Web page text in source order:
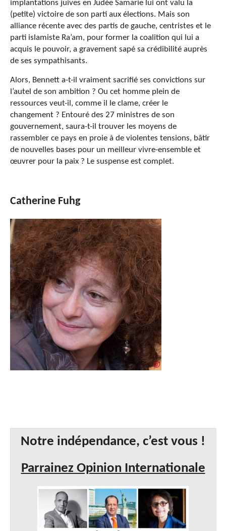
implantations juives en Judée Samarie lui ont valu la
(petite) victoire de son parti aux élections. Mais son
alliance récente avec des partis de gauche, centristes et le
parti islamiste Ra’am, pour former la coalition qui lui a
acquis le pouvoir, a gravement sapé sa crédibilité auprès
de ses sympathisants.
Alors, Bennett a-t-il vraiment sacrifié ses convictions sur
l’autel de son ambition ? Ou cet homme plein de
ressources veut-il, comme il le clame, créer le
changement ? Entouré des 27 ministres de son
gouvernement, saura-t-il trouver les moyens de
rassembler ce pays en proie à de violentes tensions, bâtir
de nouvelles bases pour un meilleur vivre-ensemble et
œuvrer pour la paix ? Le suspense est complet.
Catherine Fuhg
Notre indépendance, c’est vous !
Parrainez Opinion Internationale